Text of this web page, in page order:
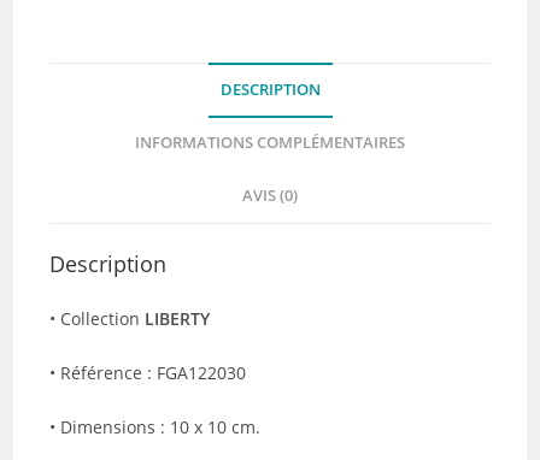
DESCRIPTION
INFORMATIONS COMPLÉMENTAIRES
AVIS (0)
Description
• Collection LIBERTY
• Référence : FGA122030
• Dimensions : 10 x 10 cm.